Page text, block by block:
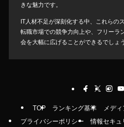
きな魅力です。
IT人材不足が深刻化する中、これらの
転職市場での競争力向上や、フリーラ
会を大幅に広げることができるでしょう
TOP ランキング基準 メデ
プライバシーポリシー
情報セキュ